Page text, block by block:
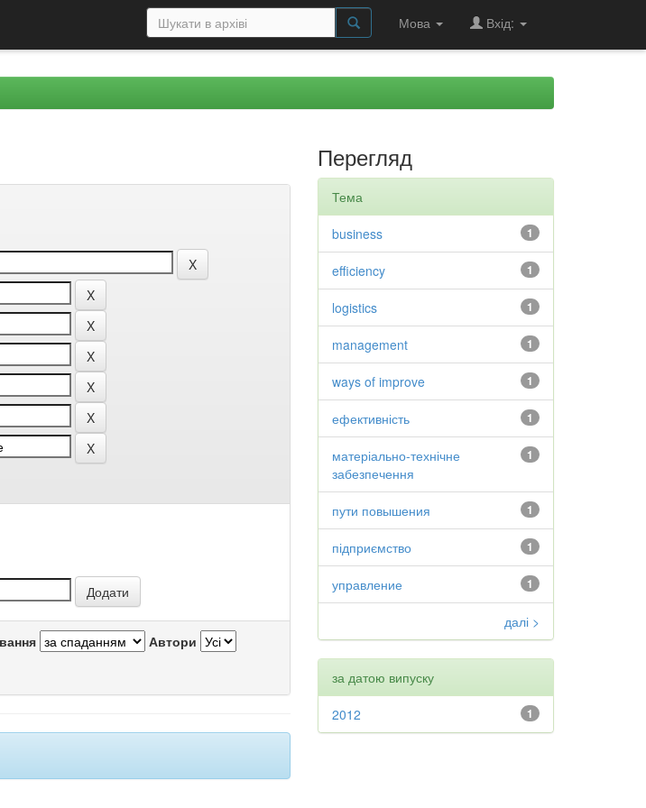
Мова Вхід:
Автори
Перегляд
Тема
1
business
1
efficiency
1
logistics
1
management
1
ways of improve
1
ефективність
1
матеріально-технічне
забезпечення
1
пути повышения
1
підприємство
1
управление
далі >
за датою випуску
1
2012